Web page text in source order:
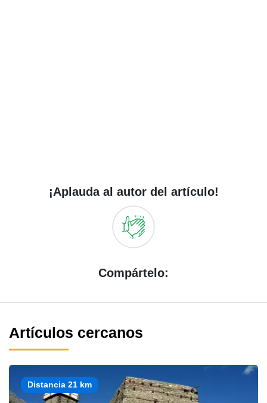
¡Aplauda al autor del artículo!
Compártelo:
Artículos cercanos
Distancia 21 km